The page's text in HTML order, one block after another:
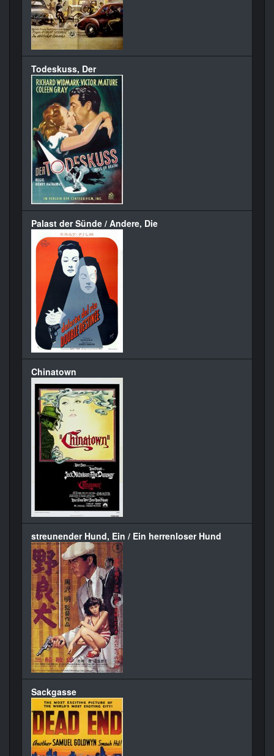
Todeskuss, Der
Palast der Sünde / Andere, Die
Chinatown
streunender Hund, Ein / Ein herrenloser Hund
Sackgasse